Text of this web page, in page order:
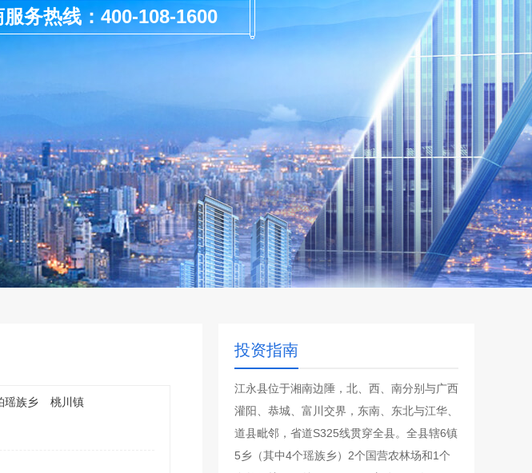
务热线：400-108-1600
瑶族乡 桃川镇
投资指南
江永县位于湘南边陲，北、西、南分别与广西
灌阳、恭城、富川交界，东南、东北与江华、
道县毗邻，省道S325线贯穿全县。全县辖6镇
5乡（其中4个瑶族乡）2个国营农林场和1个